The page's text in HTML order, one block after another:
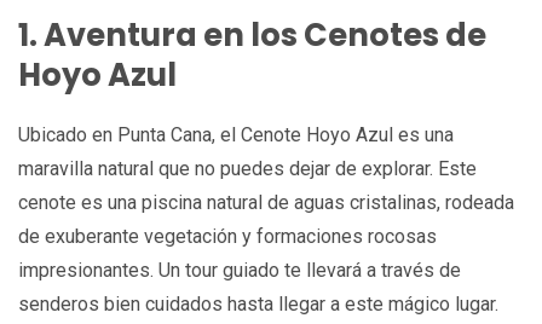
1. Aventura en los Cenotes de
Hoyo Azul
Ubicado en Punta Cana, el Cenote Hoyo Azul es una
maravilla natural que no puedes dejar de explorar. Este
cenote es una piscina natural de aguas cristalinas, rodeada
de exuberante vegetación y formaciones rocosas
impresionantes. Un tour guiado te llevará a través de
senderos bien cuidados hasta llegar a este mágico lugar.